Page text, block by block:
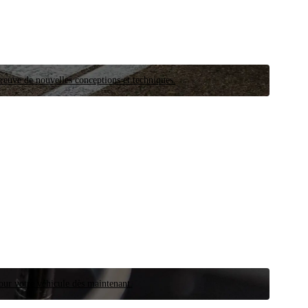
de nouvelles conceptions et techniques.
votre véhicule dès maintenant.